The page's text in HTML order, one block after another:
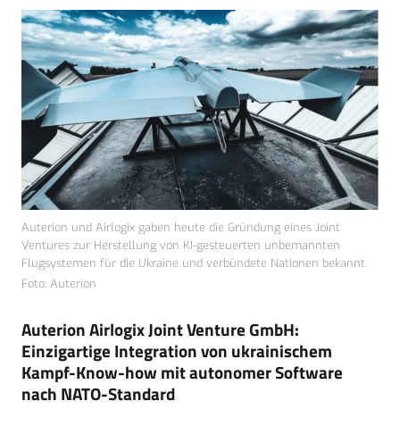
Auterion und Airlogix gaben heute die Gründung eines Joint
Ventures zur Herstellung von KI-gesteuerten unbemannten
Flugsystemen für die Ukraine und verbündete Nationen bekannt.
Foto: Auterion
Auterion Airlogix Joint Venture GmbH:
Einzigartige Integration von ukrainischem
Kampf-Know-how mit autonomer Software
nach NATO-Standard